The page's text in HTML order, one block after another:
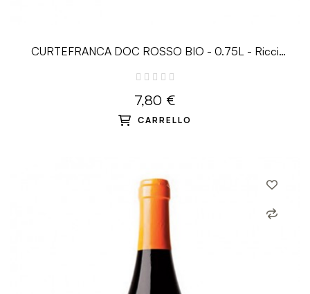
CURTEFRANCA DOC ROSSO BIO - 0.75L - Ricci
7,80 €
CARRELLO